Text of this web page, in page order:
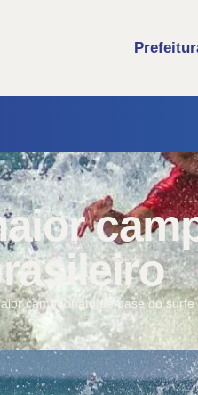
campeonato de base do surfe